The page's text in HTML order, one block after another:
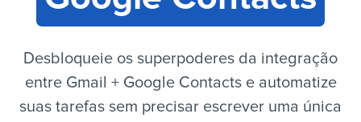
Desbloqueie os superpoderes da integração
entre Gmail + Google Contacts e automatize
suas tarefas sem precisar escrever uma única